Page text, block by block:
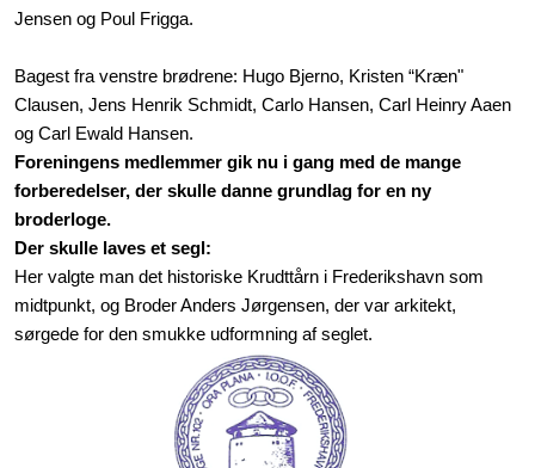
Jensen og Poul Frigga.
Bagest fra venstre brødrene: Hugo Bjerno, Kristen “Kræn"
Clausen, Jens Henrik Schmidt, Carlo Hansen, Carl Heinry Aaen
og Carl Ewald Hansen.
Foreningens medlemmer gik nu i gang med de mange
forberedelser, der skulle danne grundlag for en ny
broderloge.
Der skulle laves et segl:
Her valgte man det historiske Krudttårn i Frederikshavn som
midtpunkt, og Broder Anders Jørgensen, der var arkitekt,
sørgede for den smukke udformning af seglet.